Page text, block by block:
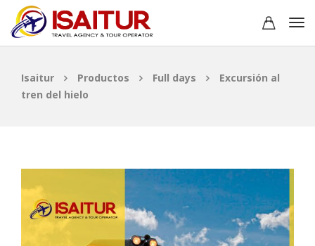
Isaitur Productos Full days
Excursión al
tren del hielo